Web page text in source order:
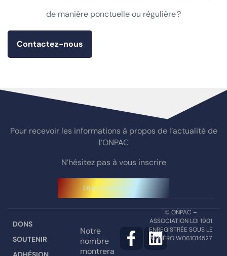
de manière ponctuelle ou régulière ?
Contactez-nous
Pour recevoir les informations à propos de l’actualité de
l’ONPAC
N’hésitez pas à vous inscrire
Inscription
DONS
SOUTENIR
Notre
nombre
montrera
© ONPAC –
ASSOCIATION LOI 1901
ENREGISTRÉE SOUS LE
NUMÉRO W061014527